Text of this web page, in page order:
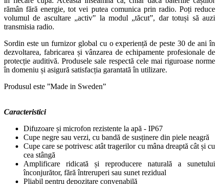
rămân fără energie, tot vei putea comunica prin radio. Poți reduce
volumul de ascultare „activ” la modul „tăcut”, dar totuși să auzi
transmisia radio.
Sordin este un furnizor global cu o experiență de peste 30 de ani în
dezvoltarea, fabricarea și vânzarea de echipamente profesionale de
protecție auditivă. Produsele sale respectă cele mai riguroase norme
în domeniu și asigură satisfacția garantată în utilizare.
Produsul este ”Made in Sweden”
Caracteristici
Difuzoare și microfon rezistente la apă - IP67
Cupe negre sau verzi, cu bandă de susținere din piele neagră
Cupe care se potrivesc atât tragerilor cu mâna dreaptă cât și cu
cea stângă
Amplificare ridicată și reproducere naturală a sunetului
înconjurător, fără întreruperi sau sunet rezidual
Pliabil pentru depozitare convenabilă